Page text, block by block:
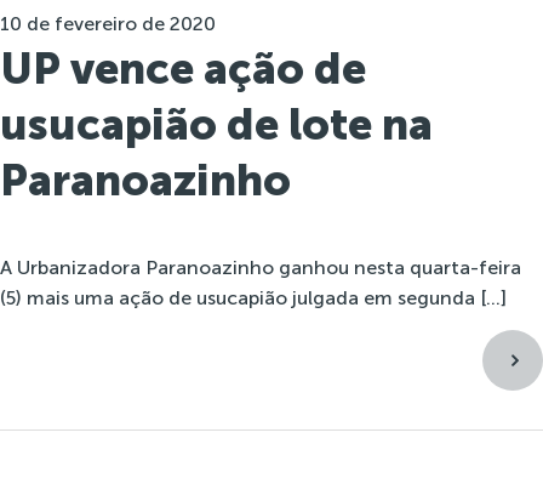
10 de fevereiro de 2020
UP vence ação de
usucapião de lote na
Paranoazinho
A Urbanizadora Paranoazinho ganhou nesta quarta-feira
(5) mais uma ação de usucapião julgada em segunda […]